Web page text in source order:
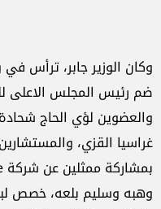
وكان الوزير جابر، ترأس
ضم رئيس المجلس الاعلى
والعضوين لؤي الحاج
غراسيا القزي،
وهبه وسليم بلعه، خصص